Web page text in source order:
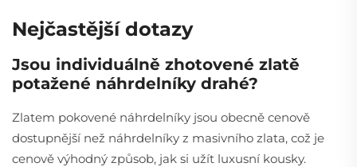
Nejčastější dotazy
Jsou individuálně zhotovené zlatě
potažené náhrdelníky drahé?
Zlatem pokovené náhrdelníky jsou obecně cenově
dostupnější než náhrdelníky z masivního zlata, což je
cenově výhodný způsob, jak si užít luxusní kousky.